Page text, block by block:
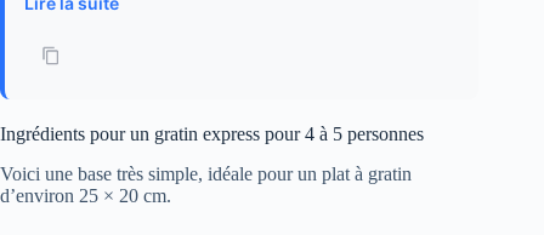
Ingrédients pour un gratin express pour 4 à 5 personnes
Voici une base très simple, idéale pour un plat à gratin
d’environ 25 × 20 cm.